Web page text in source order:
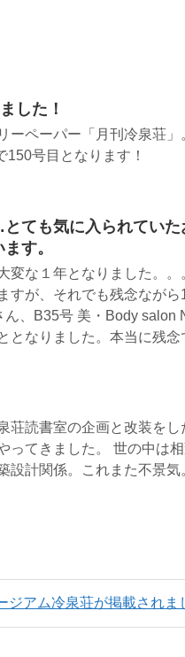
した！
ーペーパー「月刊冷泉荘」
号目となります！
ても気に入られていた
す。
変な１年となりました。。
すが、それでも残念なが
、B35号 美・Body salon
なりました。本当に残念
荘読書室の企画と改装を
ってきました。 世の中は
設計関係。これまた不景気
ジアム冷泉荘が掲載されま